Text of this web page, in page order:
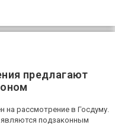
предлагают
на рассмотрение в Госдуму.
подзаконным